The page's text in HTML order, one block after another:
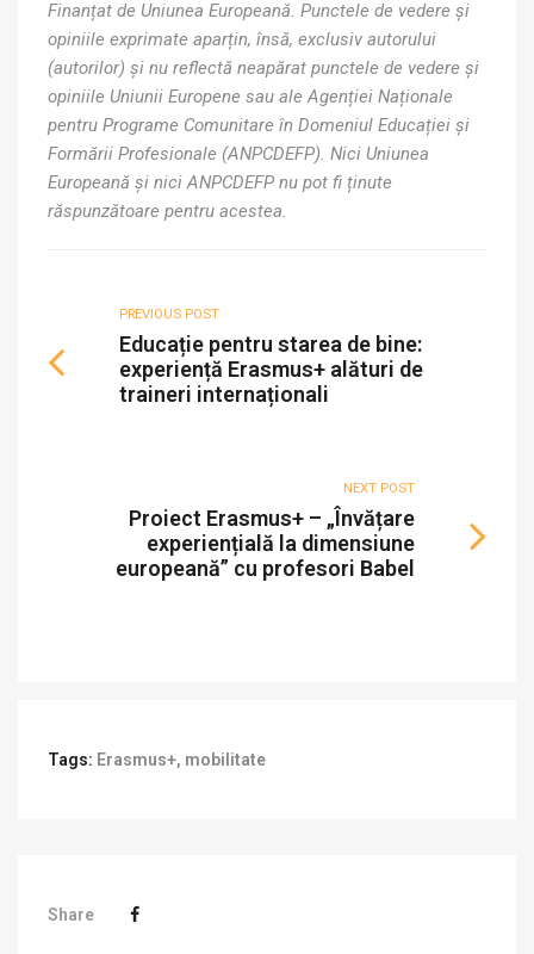
Finanțat de Uniunea Europeană. Punctele de vedere și
opiniile exprimate aparțin, însă, exclusiv autorului
(autorilor) și nu reflectă neapărat punctele de vedere și
opiniile Uniunii Europene sau ale Agenției Naționale
pentru Programe Comunitare în Domeniul Educației și
Formării Profesionale (ANPCDEFP). Nici Uniunea
Europeană și nici ANPCDEFP nu pot fi ținute
răspunzătoare pentru acestea.
PREVIOUS POST
Educație pentru starea de bine:
experiență Erasmus+ alături de
traineri internaționali
NEXT POST
Proiect Erasmus+ – „Învățare
experiențială la dimensiune
europeană” cu profesori Babel
Tags: Erasmus+, mobilitate
Share